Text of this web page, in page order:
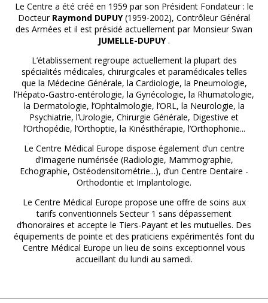
Le Centre a été créé en 1959 par son Président Fondateur : le
Docteur Raymond DUPUY(1959-2002), Contrôleur Général
des Armées et il est présidé actuellement par Monsieur Swan
JUMELLE-DUPUY .
L’établissement regroupe actuellement la plupart des
spécialités médicales, chirurgicales et paramédicales telles
que la Médecine Générale, la Cardiologie, la Pneumologie,
l’Hépato-Gastro-entérologie, la Gynécologie, la Rhumatologie,
la Dermatologie, l’Ophtalmologie, l’ORL, la Neurologie, la
Psychiatrie, l’Urologie, Chirurgie Générale, Digestive et
l’Orthopédie, l’Orthoptie, la Kinésithérapie, l’Orthophonie...
Le Centre Médical Europe dispose également d’un centre
d’Imagerie numérisée (Radiologie, Mammographie,
Echographie, Ostéodensitométrie...), d’un Centre Dentaire -
Orthodontie et Implantologie.
Le Centre Médical Europe propose une offre de soins aux
tarifs conventionnels Secteur 1 sans dépassement
d’honoraires et accepte le Tiers-Payant et les mutuelles. Des
équipements de pointe et des praticiens expérimentés font du
Centre Médical Europe un lieu de soins exceptionnel vous
accueillant du lundi au samedi.